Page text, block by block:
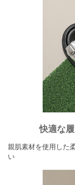
快適な
親肌素材を使用した
い